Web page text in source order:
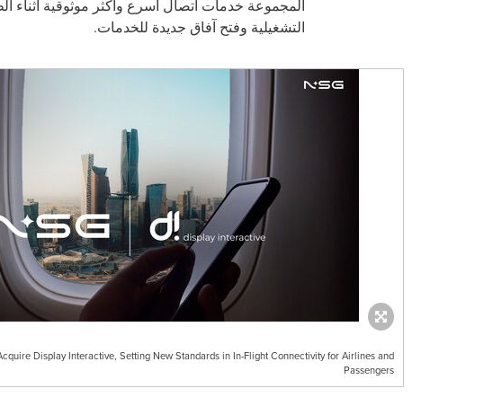
المجموعة خدمات اتصال أسرع وأكثر موثوقية أثناء
التشغيلية وفتح آفاق جديدة للخدمات.
Display Interactive, Setting New Standards in In-Flight Connectivity for Airlines and
Passengers